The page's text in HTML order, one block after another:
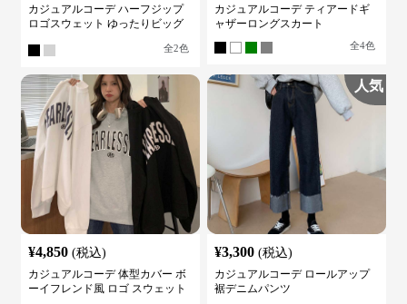
カジュアルコーデ ハーフジップ
ロゴスウェット ゆったりビッグ
全2色
カジュアルコーデ ティアードギ
ャザーロングスカート
全4色
¥4,850 (税込)
カジュアルコーデ 体型カバー ボ
ーイフレンド風 ロゴ スウェット
人気
¥3,300 (税込)
カジュアルコーデ ロールアップ
裾デニムパンツ